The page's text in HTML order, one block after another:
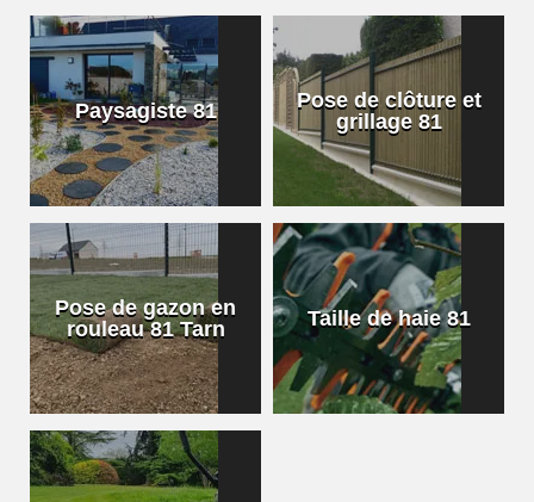
Paysagiste 81
Pose de clôture et
grillage 81
Pose de gazon en
rouleau 81 Tarn
Taille de haie 81